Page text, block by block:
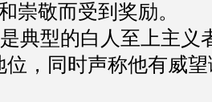
崇敬而受到奖励。
是典型的白人至上主义
位，同时声称他有威